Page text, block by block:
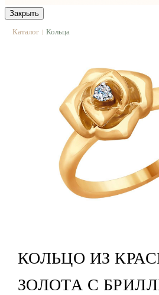
Закрыть
Каталог | Кольца
КОЛЬЦО ИЗ
ЗОЛОТА С